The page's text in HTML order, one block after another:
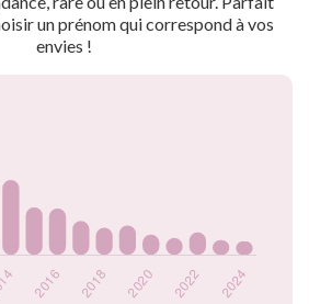
un prénom qui correspond à vos
envies !